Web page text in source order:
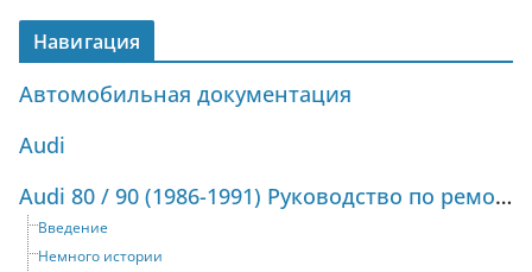
Навигация
Автомобильная документация
Audi
Audi 80 / 90 (1986-1991) Руководство по ремонту и техническому обслуживанию
Введение
Немного истории